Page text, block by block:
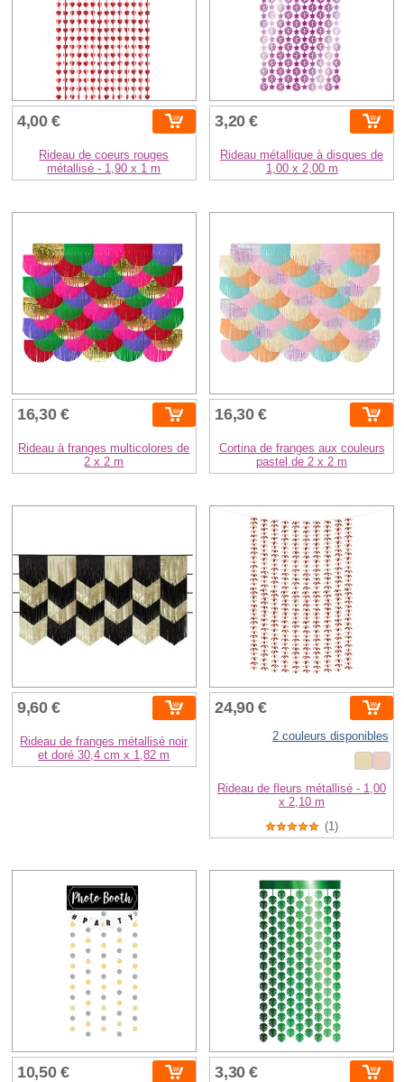
4,00 €
Rideau de coeurs rouges
métallisé - 1,90 x 1 m
3,20 €
Rideau métallique à disques de
1,00 x 2,00 m
16,30 €
Rideau à franges multicolores de
2 x 2 m
16,30 €
Cortina de franges aux couleurs
pastel de 2 x 2 m
9,60 €
Rideau de franges métallisé noir
et doré 30,4 cm x 1,82 m
24,90 €
2 couleurs disponibles
Rideau de fleurs métallisé - 1,00
x 2,10 m
(1)
10,50 € 3,30 €